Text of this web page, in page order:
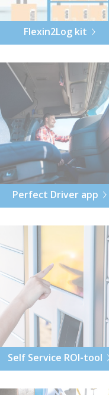
Flexin2Log kit
Perfect Driver app
Self Service ROI-tool